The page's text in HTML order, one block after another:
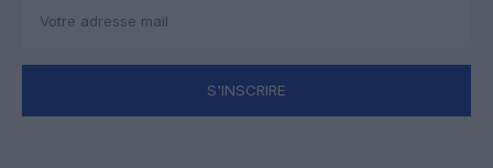
S'INSCRIRE